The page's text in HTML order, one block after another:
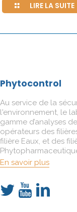
LIRE LA SUITE
Phytocontrol
Au service de la
l'environnement, le
gamme d’analyses
opérateurs des
filière Eaux, et des
En savoir plus